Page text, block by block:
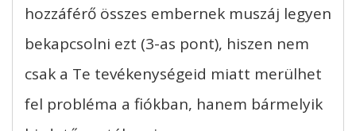
hozzáférő összes embernek muszáj legyen
bekapcsolni ezt (3-as pont), hiszen nem
csak a Te tevékenységeid miatt merülhet
fel probléma a fiókban, hanem bármelyik